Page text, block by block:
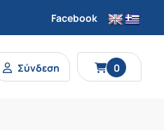
Facebook
Σύνδεση 0